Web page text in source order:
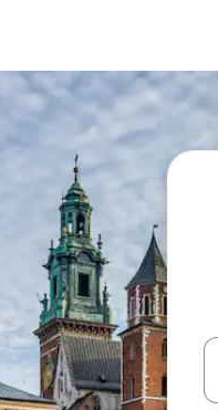
ולמטה או לעיין בעזרת